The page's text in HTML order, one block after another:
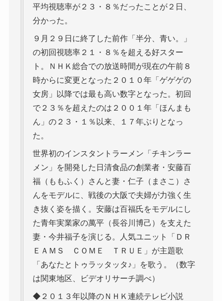
平均視聴率が２３・８％だったことが２日、
分かった。
９月２９日に終了した前作「半分、青い。」
の初回視聴率２１・８％を超える好スター
ト。ＮＨＫ総合での放送時間が現在の午前８
時からに変更となった２０１０年「ゲゲゲの
女房」以降では最も高い数字となった。初回
で２３％を超えたのは２００１年「ほんまも
ん」の２３・１％以来、１７年ぶりとなっ
た。
世界初のインスタントラーメン「チキンラー
メン」を開発した日清食品の創業者・安藤百
福（ももふく）さんと妻・仁子（まさこ）さ
んをモデルに、戦後の大阪で夫婦が力強く生
き抜く姿を描く。安藤は百福氏をモデルにし
た青年実業家の萬平（長谷川博己）を支えた
妻・今井福子を演じる。人気ユニット「ＤＲ
ＥＡＭＳ ＣＯＭＥ ＴＲＵＥ」が主題歌
「あなたとトゥラッタッタ♪」を歌う。（数字
は関東地区、ビデオリサーチ調べ）
◆２０１３年以降のＮＨＫ連続テレビ小説